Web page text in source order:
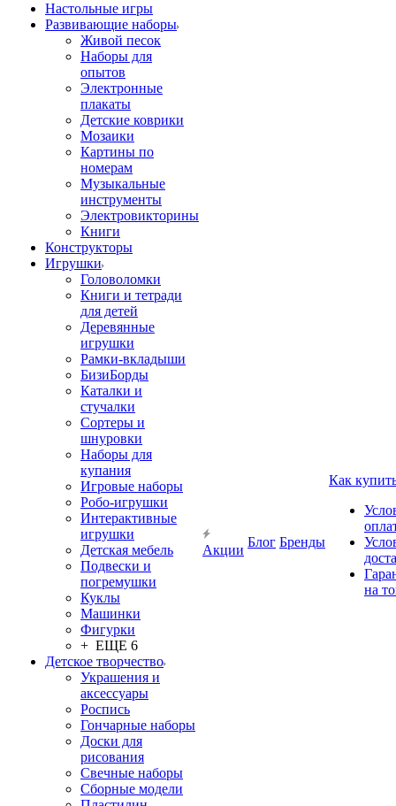
Настольные игры
Развивающие наборы
Живой песок
Наборы для
опытов
Электронные
плакаты
Детские коврики
Мозаики
Картины по
номерам
Музыкальные
инструменты
Электровикторины
Книги
Конструкторы
Игрушки
Головоломки
Книги и тетради
для детей
Деревянные
игрушки
Рамки-вкладыши
БизиБорды
Каталки и
стучалки
Сортеры и
шнуровки
Наборы для
купания
Игровые наборы
Робо-игрушки
Интерактивные
игрушки
Детская мебель
Подвески и
погремушки
Куклы
Машинки
Фигурки
+ ЕЩЕ 6
Детское творчество
Украшения и
аксессуары
Роспись
Гончарные наборы
Доски для
рисования
Свечные наборы
Сборные модели
Акции
Блог Бренды
Как
на